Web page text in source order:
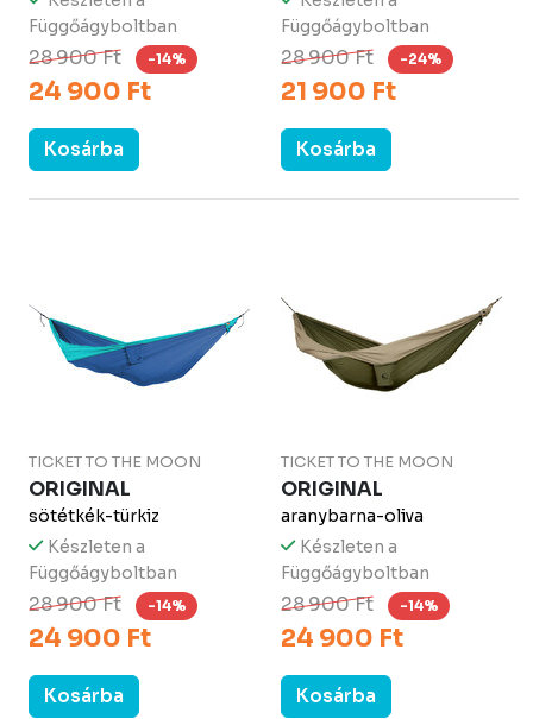
Függőágyboltban
28 900 Ft -14%
24 900 Ft
Kosárba
Függőágyboltban
28 900 Ft -24%
21 900 Ft
Kosárba
TICKET TO THE MOON
ORIGINAL
sötétkék-türkiz
Készleten a
Függőágyboltban
28 900 Ft -14%
24 900 Ft
Kosárba
TICKET TO THE MOON
ORIGINAL
aranybarna-oliva
Készleten a
Függőágyboltban
28 900 Ft -14%
24 900 Ft
Kosárba